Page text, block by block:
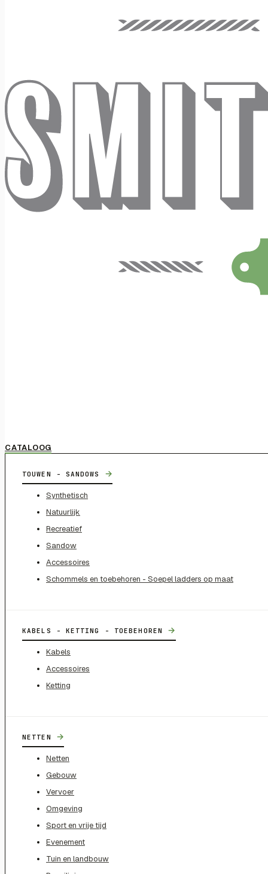
CATALOOG
TOUWEN - SANDOWS →
Synthetisch
Natuurlijk
Recreatief
Sandow
Accessoires
Schommels en toebehoren - Soepel ladders op maat
KABELS - KETTING - TOEBEHOREN →
Kabels
Accessoires
Ketting
NETTEN →
Netten
Gebouw
Vervoer
Omgeving
Sport en vrije tijd
Evenement
Tuin en landbouw